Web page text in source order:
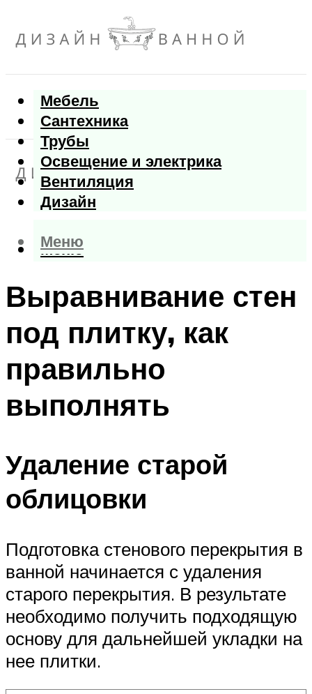
Мебель
Сантехника
Трубы
Освещение и электрика
Вентиляция
Дизайн
Меню
Меню
Выравнивание стен
под плитку, как
правильно
выполнять
Удаление старой
облицовки
Подготовка стенового перекрытия в
ванной начинается с удаления
старого перекрытия. В результате
необходимо получить подходящую
основу для дальнейшей укладки на
нее плитки.